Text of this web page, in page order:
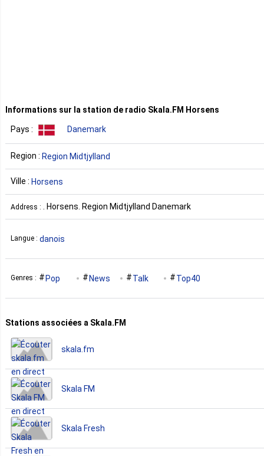
Informations sur la station de radio Skala.FM Horsens
Pays : Danemark
Region : Region Midtjylland
Ville : Horsens
Address : . Horsens. Region Midtjylland Danemark
Langue : danois
Genres : Pop News Talk Top40
Stations associées a Skala.FM
skala.fm
Skala FM
Skala Fresh